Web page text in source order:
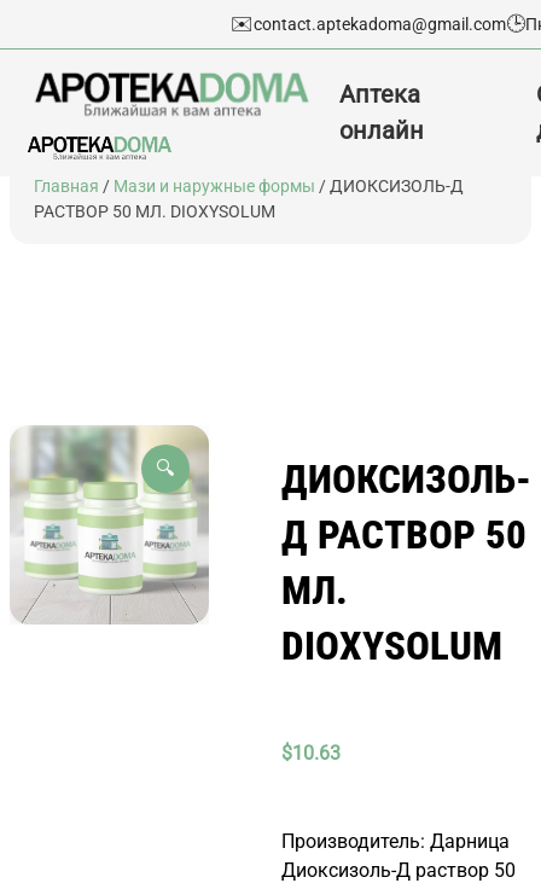
Перейти
содержимому
✉️contact.aptekadoma@gmail.com🕒
Аптека
онлайн
Главная / Мази и наружные формы / ДИОКСИЗОЛЬ-Д
РАСТВОР 50 МЛ. DIOXYSOLUM
🔍
ДИОКСИЗОЛЬ-
Д РАСТВОР 50
МЛ.
DIOXYSOLUM
$10.63
Производитель: Дарница
Диоксизоль-Д раствор 50